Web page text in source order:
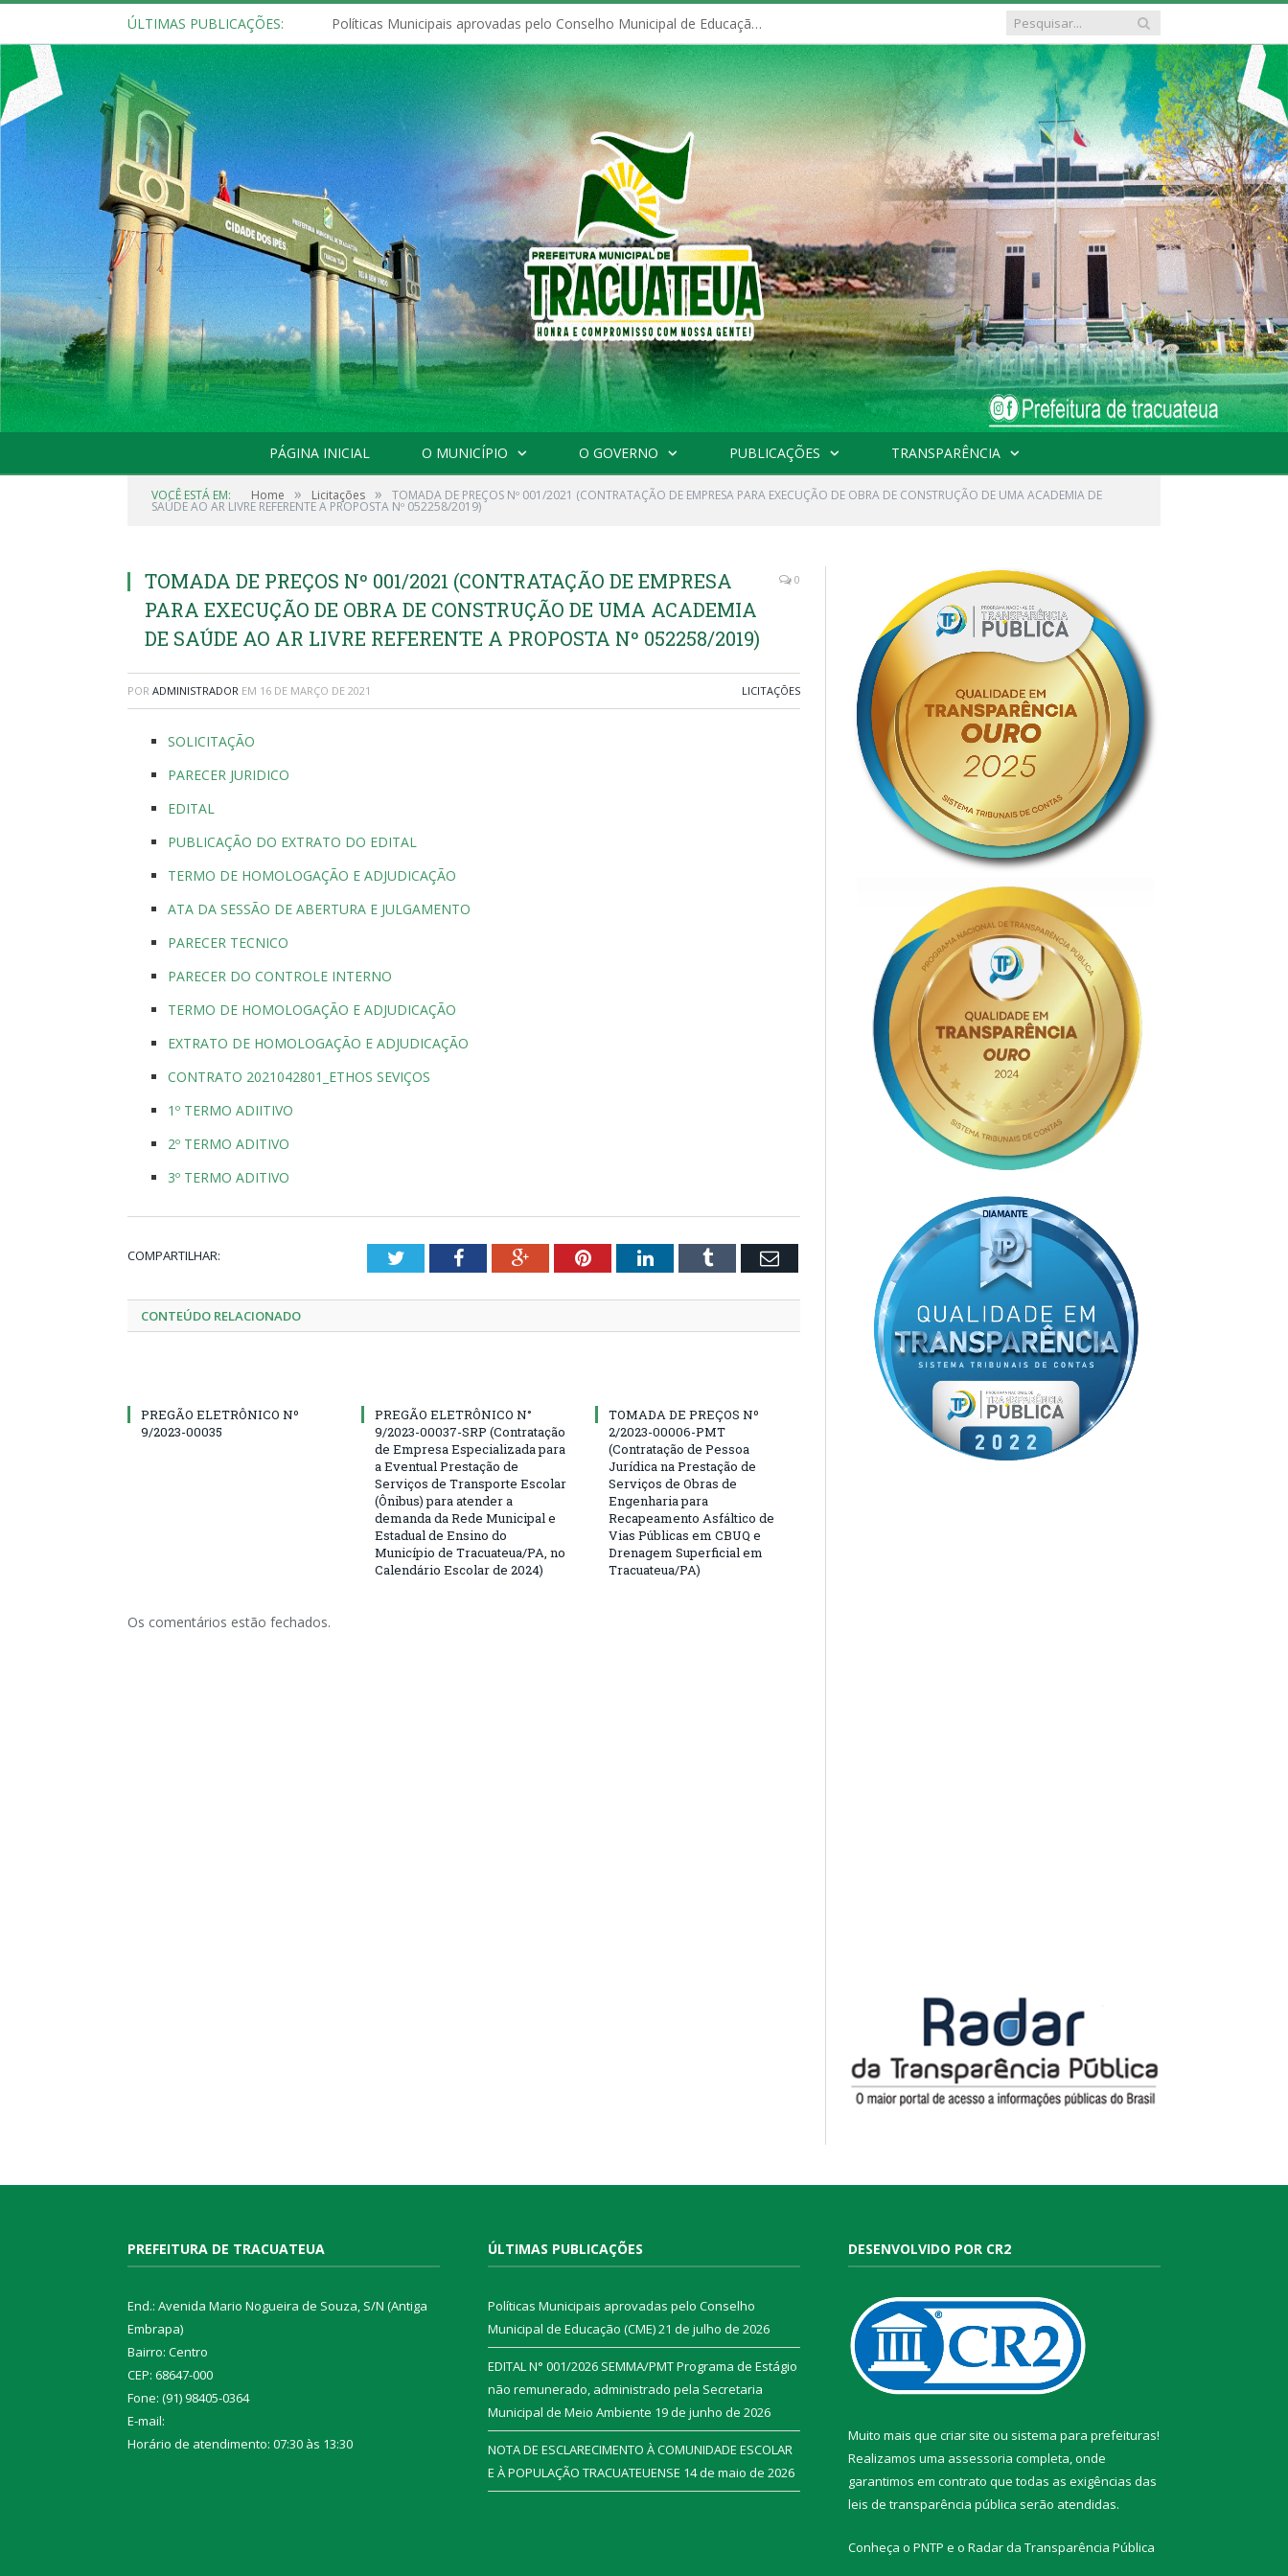
ÚLTIMAS PUBLICAÇÕES: Políticas Municipais aprovadas pelo Conselho Municipal de Educação (CME)
PÁGINA INICIAL O MUNICÍPIO O GOVERNO PUBLICAÇÕES TRANSPARÊNCIA
VOCÊ ESTÁ EM: Home » Licitações » TOMADA DE PREÇOS Nº 001/2021 (CONTRATAÇÃO DE EMPRESA PARA EXECUÇÃO DE OBRA DE CONSTRUÇÃO DE UMA ACADEMIA DE
SAÚDE AO AR LIVRE REFERENTE A PROPOSTA Nº 052258/2019)
TOMADA DE PREÇOS Nº 001/2021 (CONTRATAÇÃO DE EMPRESA
PARA EXECUÇÃO DE OBRA DE CONSTRUÇÃO DE UMA ACADEMIA
DE SAÚDE AO AR LIVRE REFERENTE A PROPOSTA Nº 052258/2019)
0
POR ADMINISTRADOR EM 16 DE MARÇO DE 2021 LICITAÇÕES
SOLICITAÇÃO
PARECER JURIDICO
EDITAL
PUBLICAÇÃO DO EXTRATO DO EDITAL
TERMO DE HOMOLOGAÇÃO E ADJUDICAÇÃO
ATA DA SESSÃO DE ABERTURA E JULGAMENTO
PARECER TECNICO
PARECER DO CONTROLE INTERNO
TERMO DE HOMOLOGAÇÃO E ADJUDICAÇÃO
EXTRATO DE HOMOLOGAÇÃO E ADJUDICAÇÃO
CONTRATO 2021042801_ETHOS SEVIÇOS
1º TERMO ADIITIVO
2º TERMO ADITIVO
3º TERMO ADITIVO
COMPARTILHAR: TwitterFacebookGoogle+PinterestLinkedInTumblr Email
CONTEÚDO RELACIONADO
PREGÃO ELETRÔNICO Nº
9/2023-00035
PREGÃO ELETRÔNICO N°
9/2023-00037-SRP (Contratação
de Empresa Especializada para
a Eventual Prestação de
Serviços de Transporte Escolar
(Ônibus) para atender a
demanda da Rede Municipal e
Estadual de Ensino do
Município de Tracuateua/PA, no
Calendário Escolar de 2024)
TOMADA DE PREÇOS Nº
2/2023-00006-PMT
(Contratação de Pessoa
Jurídica na Prestação de
Serviços de Obras de
Engenharia para
Recapeamento Asfáltico de
Vias Públicas em CBUQ e
Drenagem Superficial em
Tracuateua/PA)
Os comentários estão fechados.
PREFEITURA DE TRACUATEUA
End.: Avenida Mario Nogueira de Souza, S/N (Antiga
Embrapa)
Bairro: Centro
CEP: 68647-000
Fone: (91) 98405-0364
E-mail:
Horário de atendimento: 07:30 às 13:30
ÚLTIMAS PUBLICAÇÕES
Políticas Municipais aprovadas pelo Conselho
Municipal de Educação (CME)21 de julho de 2026
EDITAL N° 001/2026 SEMMA/PMT Programa de Estágio
não remunerado, administrado pela Secretaria
Municipal de Meio Ambiente 19 de junho de 2026
NOTA DE ESCLARECIMENTO À COMUNIDADE ESCOLAR
E À POPULAÇÃO TRACUATEUENSE 14 de maio de 2026
DESENVOLVIDO POR CR2
Muito mais que criar site ou sistema para prefeituras!
Realizamos uma assessoria completa, onde
garantimos em contrato que todas as exigências das
leis de transparência pública serão atendidas.
Conheça o PNTP e o Radar da Transparência Pública